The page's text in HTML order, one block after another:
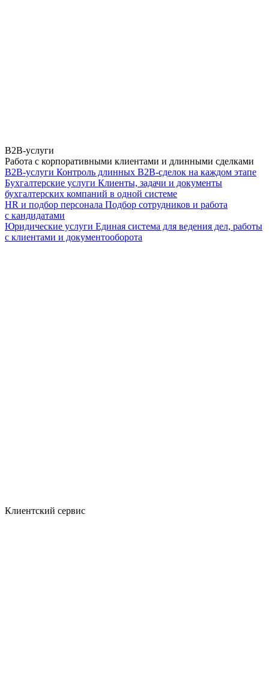
B2B-услуги
Работа с корпоративными клиентами и длинными сделками
B2B-услуги Контроль длинных B2B-сделок на каждом этапе
Бухгалтерские услуги Клиенты, задачи и документы
бухгалтерских компаний в одной системе
HR и подбор персонала Подбор сотрудников и работа
с кандидатами
Юридические услуги Единая система для ведения дел, работы
с клиентами и документооборота
Клиентский сервис